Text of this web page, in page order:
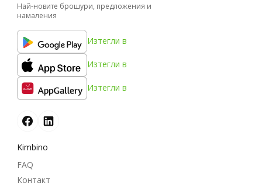
Най-новите брошури, предложения и
намаления
Изтегли в
Изтегли в
Изтегли в
Kimbino
FAQ
Контакт